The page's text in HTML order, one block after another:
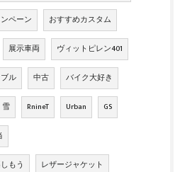
ペーン おすすめカスタム
展示車両 ヴィットピレン401
ル 中古 バイク大好き
雪 RnineT Urban GS
もう レザージャケット